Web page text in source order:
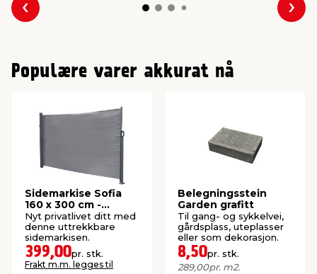
Forrige
Populære varer akkurat nå
Sidemarkise Sofia
160 x 300 cm -
Sunlife®
Nyt privatlivet ditt med
denne uttrekkbare
sidemarkisen.
399,00pr. stk.
Frakt m.m. legges til
Belegningsstein
Garden grafitt
Til gang- og sykkelvei,
gårdsplass, uteplasser
eller som dekorasjon.
8,50pr. stk.
289,00pr. m2.